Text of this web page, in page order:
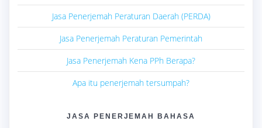
Jasa Penerjemah Peraturan Daerah (PERDA)
Jasa Penerjemah Peraturan Pemerintah
Jasa Penerjemah Kena PPh Berapa?
Apa itu penerjemah tersumpah?
JASA PENERJEMAH BAHASA